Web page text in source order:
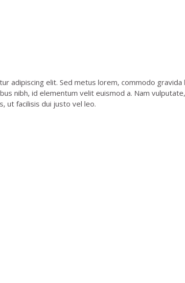
adipiscing elit. Sed metus lorem, commodo gravida
nibh, id elementum velit euismod a. Nam
ut facilisis dui justo vel leo.